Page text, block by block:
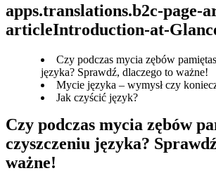
apps.translations.b2c-page-
articleIntroduction-at-
Czy podczas mycia zębów
języka? Sprawdź, dlaczego to ważne!
Mycie języka – wymysł czy
Jak czyścić język?
Czy podczas mycia zębów
czyszczeniu języka?
ważne!